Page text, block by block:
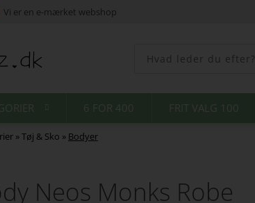
Vi er en e-mærket webshop
6 FOR 400 FRIT VALG 100
»Tøj & Sko » Bodyer
Neos Monks Robe